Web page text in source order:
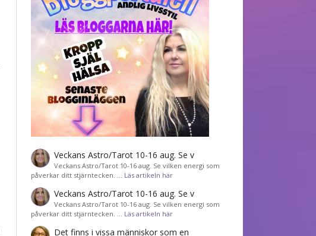
Veckans Astro/Tarot 10-16 aug. Se v
Veckans Astro/Tarot 10-16 aug. Se vilken energi som
påverkar ditt stjärntecken. … Läs artikeln här
Veckans Astro/Tarot 10-16 aug. Se v
Veckans Astro/Tarot 10-16 aug. Se vilken energi som
påverkar ditt stjärntecken. … Läs artikeln här
Det finns i vissa människor som en